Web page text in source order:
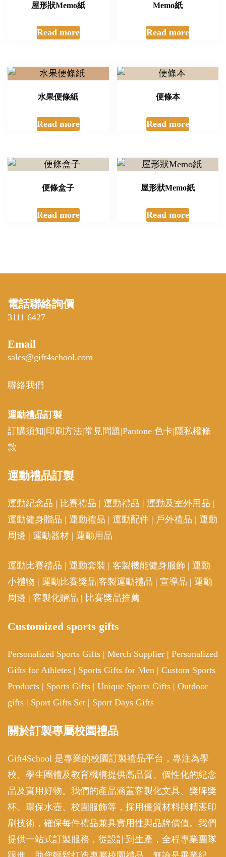
屋形狀Memo紙
Read more
Memo紙
Read more
水果便條紙
Read more
便條本
Read more
便條盒子
Read more
屋形狀Memo紙
Read more
電話聯絡詢價
3111 6427
Email
sales@gift4school.com
聯絡我們
運動禮品訂製
訂購須知|印刷方法|常見問題|Pantone 色卡| 隱私權條
款
運動禮品訂製
運動紀念品 | 比賽禮品 | 運動禮品 | 運動及室外用品 |
運動健身贈品 | 運動禮品 | 運動配件 | 戶外禮品 | 運動
周邊 | 運動器材 | 運動用品
運動比賽禮品 | 運動套裝 | 客製機能健身服飾 | 運動
小禮物 | 運動比賽獎品|客製運動禮品 | 宣導品 | 運動
周邊 | 客製化贈品 | 比賽獎品推薦
Customized sports gifts
Personalized Sports Gifts | Merch Supplier | Personalized
Gifts for Athletes | Sports Gifts for Men | Custom Sports
Products | Sports Gifts | Unique Sports Gifts | Outdoor
gifts | Sport Gifts Set | Sport Days Gifts
關於訂製專屬校園禮品
Gift4School 是專業的校園訂製禮品平台，專注為學
校、學生團體及教育機構提供高品質、個性化的紀念
品及實用好物。我們的產品涵蓋客製化文具、獎牌獎
杯、環保水壺、校園服飾等，採用優質材料與精湛印
刷技術，確保每件禮品兼具實用性與品牌價值。我們
提供一站式訂製服務，從設計到生產，全程專業團隊